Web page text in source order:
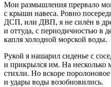
Мои размышления прервало
с крыши навеса. Ровно
ДСП, или ДВП, я не силён в
и оттуда, с периодичностью в
капля холодной морской воды.
Рукой я нашарил сиденье с
и прикрылся им. На несколько
стихли. Но вскоре
и удары воды возобновились.